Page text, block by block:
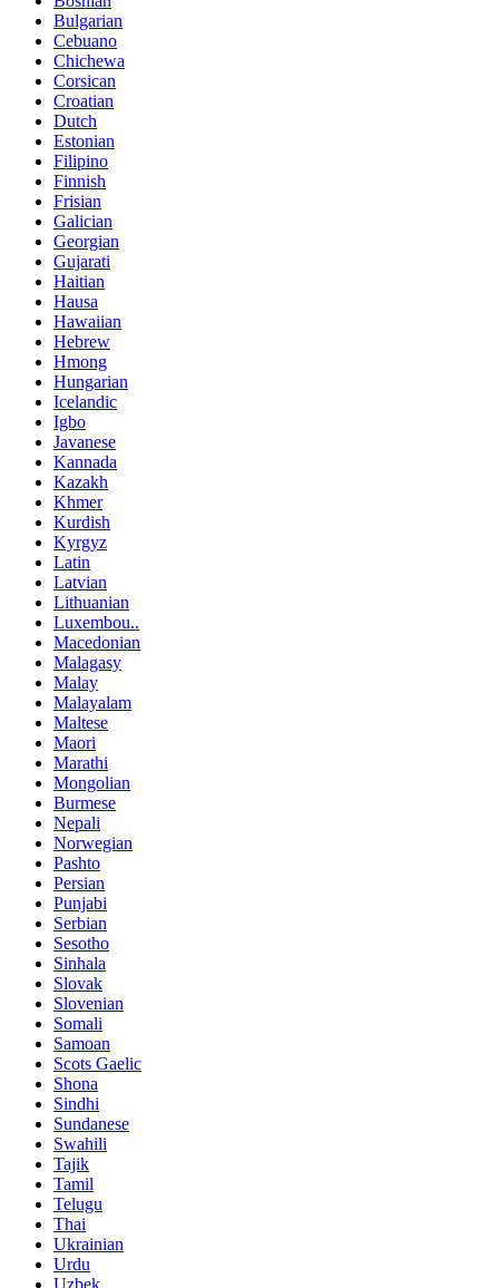
Bulgarian
Cebuano
Chichewa
Corsican
Croatian
Dutch
Estonian
Filipino
Finnish
Frisian
Galician
Georgian
Gujarati
Haitian
Hausa
Hawaiian
Hebrew
Hmong
Hungarian
Icelandic
Igbo
Javanese
Kannada
Kazakh
Khmer
Kurdish
Kyrgyz
Latin
Latvian
Lithuanian
Luxembou..
Macedonian
Malagasy
Malay
Malayalam
Maltese
Maori
Marathi
Mongolian
Burmese
Nepali
Norwegian
Pashto
Persian
Punjabi
Serbian
Sesotho
Sinhala
Slovak
Slovenian
Somali
Samoan
Scots Gaelic
Shona
Sindhi
Sundanese
Swahili
Tajik
Tamil
Telugu
Thai
Ukrainian
Urdu
Uzbek